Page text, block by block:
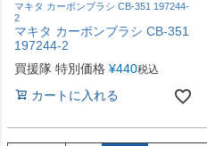
マキタ カーボンブラシ CB-351 197244-
2
マキタ カーボンブラシ CB-351
197244-2
買援隊 特別価格 ¥440税込
カートに入れる